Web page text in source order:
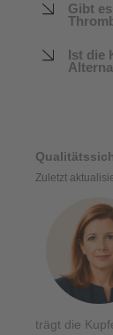
Gibt
Ist die
Zuletzt
trägt die